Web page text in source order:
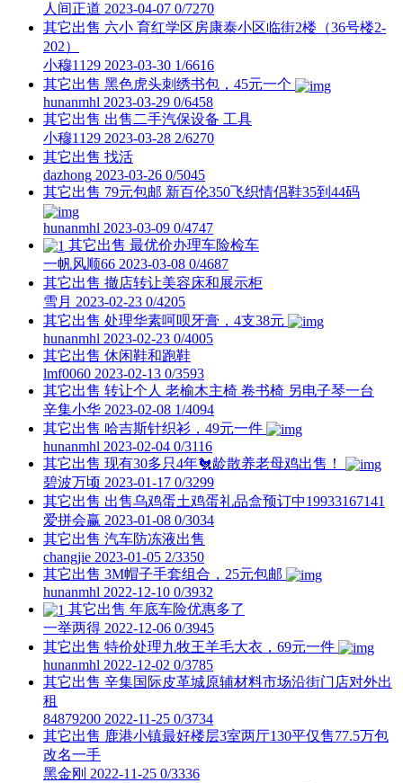
人间正道 2023-04-07 0/7270
其它出售 六小 育红学区房康泰小区临街2楼（36号楼2-
202）
小穆1129 2023-03-30 1/6616
其它出售 黑色虎头刺绣书包，45元一个
hunanmhl 2023-03-29 0/6458
其它出售 出售二手汽保设备 工具
小穆1129 2023-03-28 2/6270
其它出售 找活
dazhong 2023-03-26 0/5045
其它出售 79元包邮 新百伦350飞织情侣鞋35到44码
hunanmhl 2023-03-09 0/4747
其它出售 最优价办理车险检车
一帆风顺66 2023-03-08 0/4687
其它出售 撤店转让美容床和展示柜
雪月 2023-02-23 0/4205
其它出售 处理华素呵呗牙膏，4支38元
hunanmhl 2023-02-23 0/4005
其它出售 休闲鞋和跑鞋
lmf0060 2023-02-13 0/3593
其它出售 转让个人 老榆木主椅 卷书椅 另电子琴一台
辛集小华 2023-02-08 1/4094
其它出售 哈吉斯针织衫，49元一件
hunanmhl 2023-02-04 0/3116
其它出售 现有30多只4年🐔龄散养老母鸡出售！
碧波万顷 2023-01-17 0/3299
其它出售 出售乌鸡蛋土鸡蛋礼品盒预订中19933167141
爱拼会赢 2023-01-08 0/3034
其它出售 汽车防冻液出售
changjie 2023-01-05 2/3350
其它出售 3M帽子手套组合，25元包邮
hunanmhl 2022-12-10 0/3932
其它出售 年底车险优惠多了
一举两得 2022-12-06 0/3945
其它出售 特价处理九牧王羊毛大衣，69元一件
hunanmhl 2022-12-02 0/3785
其它出售 辛集国际皮革城原辅材料市场沿街门店对外出
租
84879200 2022-11-25 0/3734
其它出售 鹿港小镇最好楼层3室两厅130平仅售77.5万包
改名一手
黑金刚 2022-11-25 0/3336